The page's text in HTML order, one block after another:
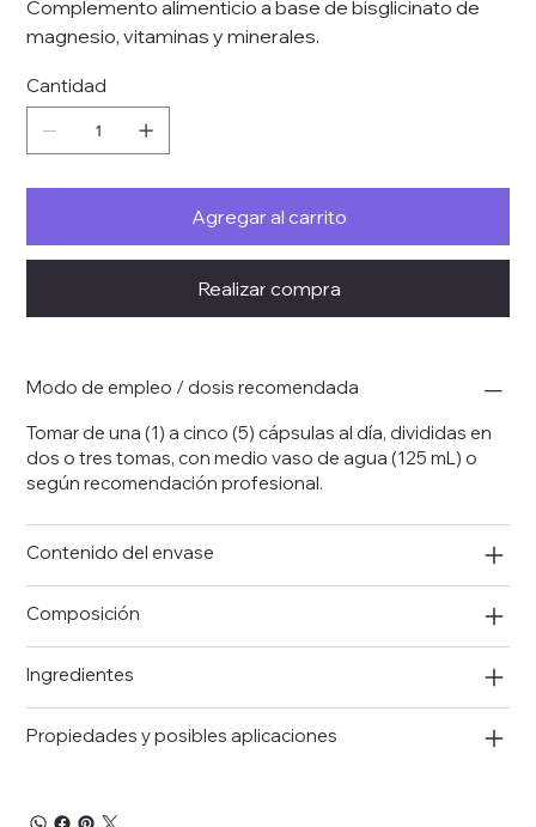
Complemento alimenticio a base de bisglicinato de
magnesio, vitaminas y minerales.
Cantidad
Agregar al carrito
Realizar compra
Modo de empleo / dosis recomendada
Tomar de una (1) a cinco (5) cápsulas al día, divididas en
dos o tres tomas, con medio vaso de agua (125 mL) o
según recomendación profesional.
Contenido del envase
Composición
Ingredientes
Propiedades y posibles aplicaciones